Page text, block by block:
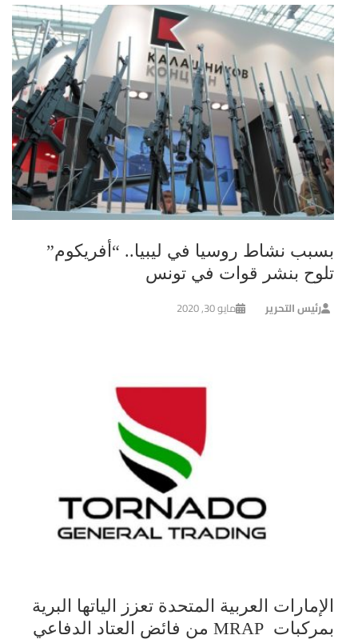
بسبب نشاط روسيا في ليبيا.. “أفريكوم”
تلوح بنشر قوات في تونس
رئيس التحرير مايو 30, 2020
الإمارات العربية المتحدة تعزز الياتها البرية
بمركبات MRAP من فائض العتاد الدفاعي